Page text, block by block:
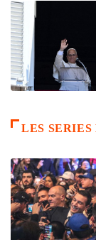
LES